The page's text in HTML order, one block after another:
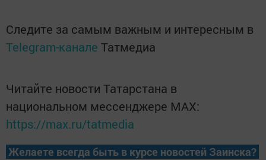
Следите за самым важным и интересным в
Telegram-канале Татмедиа
Читайте новости Татарстана в
национальном мессенджере MАХ:
https://max.ru/tatmedia
Желаете всегда быть в курсе новостей Заинска?